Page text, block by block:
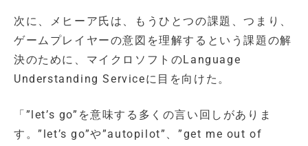
次に、メヒーア氏は、もうひとつの課題、つまり、
ゲームプレイヤーの意図を理解するという課題の解
決のために、マイクロソフトのLanguage
Understanding Serviceに目を向けた。
「”let’s go”を意味する多くの言い回しがありま
す。”let’s go”や”autopilot”、”get me out of